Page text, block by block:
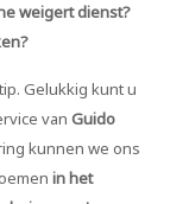
weigert dienst?
Gelukkig kunt u
van Guido
kunnen we ons
in het